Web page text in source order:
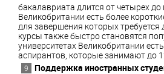
бакалавриата длится от четырех
Великобритании есть более
для завершения которых требуется
курсы также быстро становятся
университетах Великобритании
аспирантов, которые занимают до
Поддержка иностранных